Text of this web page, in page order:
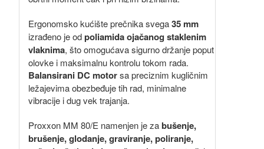
Ergonomsko kućište prečnika svega35 mm
izrađeno je odpoliamida ojačanog staklenim
vlaknima, što omogućava sigurno držanje poput
olovke i maksimalnu kontrolu tokom rada.
Balansirani DC motorsa preciznim kugličnim
ležajevima obezbeđuje tih rad, minimalne
vibracije i dug vek trajanja.
Proxxon MM 80/E namenjen je zabušenje,
brušenje, glodanje, graviranje, poliranje,